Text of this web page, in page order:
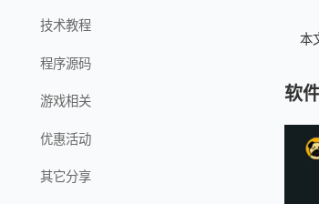
技术教程
程序源码
游戏相关
优惠活动
其它分享
本
软